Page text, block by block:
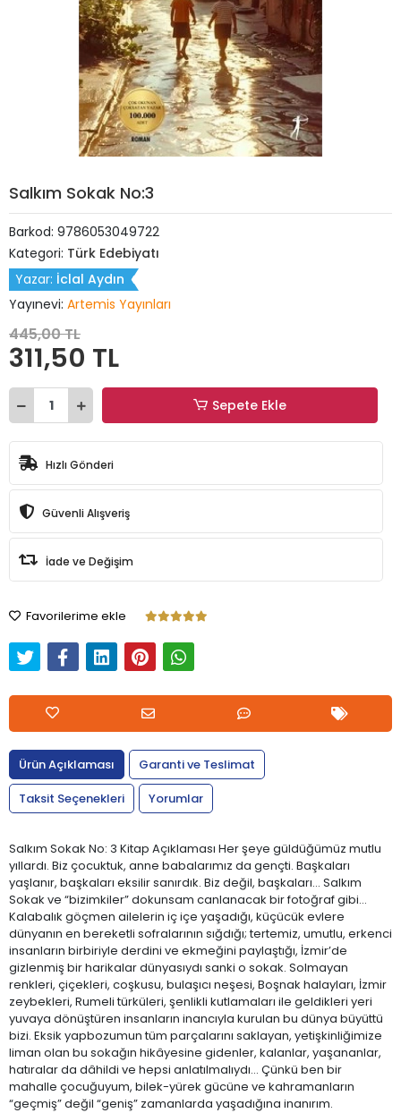
Salkım Sokak No:3
Barkod: 9786053049722
Kategori: Türk Edebiyatı
Yazar: İclal Aydın
Yayınevi: Artemis Yayınları
445,00 TL
311,50 TL
Sepete Ekle
Hızlı Gönderi
Güvenli Alışveriş
İade ve Değişim
Favorilerime ekle
Ürün Açıklaması
Garanti ve Teslimat
Taksit Seçenekleri
Yorumlar
Salkım Sokak No: 3 Kitap Açıklaması Her şeye güldüğümüz mutlu
yıllardı. Biz çocuktuk, anne babalarımız da gençti. Başkaları
yaşlanır, başkaları eksilir sanırdık. Biz değil, başkaları… Salkım
Sokak ve “bizimkiler” dokunsam canlanacak bir fotoğraf gibi…
Kalabalık göçmen ailelerin iç içe yaşadığı, küçücük evlere
dünyanın en bereketli sofralarının sığdığı; tertemiz, umutlu, erkenci
insanların birbiriyle derdini ve ekmeğini paylaştığı, İzmir’de
gizlenmiş bir harikalar dünyasıydı sanki o sokak. Solmayan
renkleri, çiçekleri, coşkusu, bulaşıcı neşesi, Boşnak halayları, İzmir
zeybekleri, Rumeli türküleri, şenlikli kutlamaları ile geldikleri yeri
yuvaya dönüştüren insanların inancıyla kurulan bu dünya büyüttü
bizi. Eksik yapbozumun tüm parçalarını saklayan, yetişkinliğimize
liman olan bu sokağın hikâyesine gidenler, kalanlar, yaşananlar,
hatıralar da dâhildi ve hepsi anlatılmalıydı… Çünkü ben bir
mahalle çocuğuyum, bilek-yürek gücüne ve kahramanların
“geçmiş” değil “geniş” zamanlarda yaşadığına inanırım.